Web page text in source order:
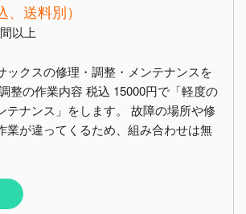
送料別）
以上
ックスの修理・調整・メンテナンスを
整の作業内容 税込 15000円で「軽度の
テナンス」をします。 故障の場所や修
業が違ってくるため、組み合わせは無